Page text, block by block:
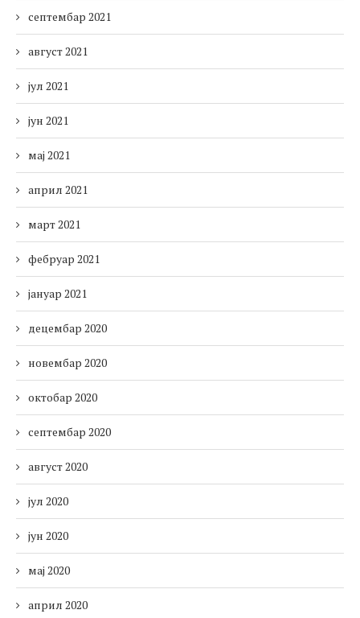
септембар 2021
август 2021
јул 2021
јун 2021
мај 2021
април 2021
март 2021
фебруар 2021
јануар 2021
децембар 2020
новембар 2020
октобар 2020
септембар 2020
август 2020
јул 2020
јун 2020
мај 2020
април 2020